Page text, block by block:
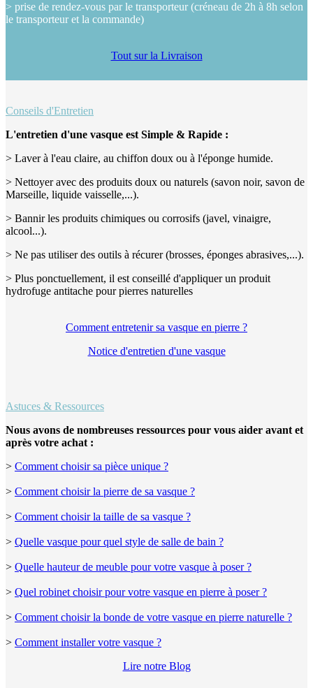
> prise de rendez-vous par le transporteur (créneau de 2h à 8h selon
le transporteur et la commande)
Tout sur la Livraison
Conseils d'Entretien
L'entretien d'une vasque est Simple & Rapide :
> Laver à l'eau claire, au chiffon doux ou à l'éponge humide.
> Nettoyer avec des produits doux ou naturels (savon noir, savon de
Marseille, liquide vaisselle,...).
> Bannir les produits chimiques ou corrosifs (javel, vinaigre,
alcool...).
> Ne pas utiliser des outils à récurer (brosses, éponges abrasives,...).
> Plus ponctuellement, il est conseillé d'appliquer un produit
hydrofuge antitache pour pierres naturelles
Comment entretenir sa vasque en pierre ?
Notice d'entretien d'une vasque
Astuces & Ressources
Nous avons de nombreuses ressources pour vous aider avant et
après votre achat :
> Comment choisir sa pièce unique ?
> Comment choisir la pierre de sa vasque ?
> Comment choisir la taille de sa vasque ?
> Quelle vasque pour quel style de salle de bain ?
> Quelle hauteur de meuble pour votre vasque à poser ?
> Quel robinet choisir pour votre vasque en pierre à poser ?
> Comment choisir la bonde de votre vasque en pierre naturelle ?
> Comment installer votre vasque ?
Lire notre Blog